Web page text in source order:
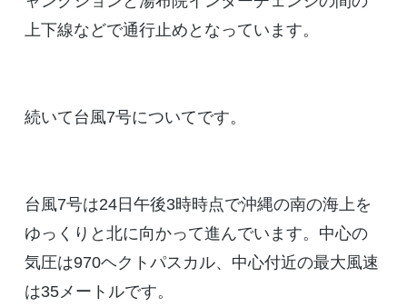
上下線などで通行止めとなっています。
続いて台風7号についてです。
台風7号は24日午後3時時点で沖縄の南の海上を
ゆっくりと北に向かって進んでいます。中心の
気圧は970ヘクトパスカル、中心付近の最大風速
は35メートルです。